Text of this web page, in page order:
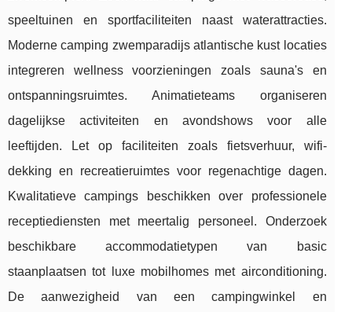
speeltuinen en sportfaciliteiten naast waterattracties.
Moderne camping zwemparadijs atlantische kust locaties
integreren wellness voorzieningen zoals sauna's en
ontspanningsruimtes. Animatieteams organiseren
dagelijkse activiteiten en avondshows voor alle
leeftijden. Let op faciliteiten zoals fietsverhuur, wifi-
dekking en recreatieruimtes voor regenachtige dagen.
Kwalitatieve campings beschikken over professionele
receptiediensten met meertalig personeel. Onderzoek
beschikbare accommodatietypen van basic
staanplaatsen tot luxe mobilhomes met airconditioning.
De aanwezigheid van een campingwinkel en